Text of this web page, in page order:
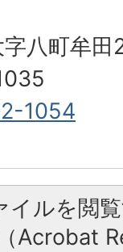
八町牟
1054
イルを閲
Acrobat